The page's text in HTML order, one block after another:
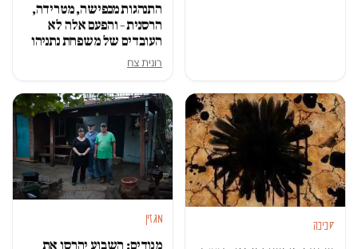
התנהגות מכפישה, מטרידה,
הרסנית – והפעם אלה לא
העובדים של משפחת נתניהו
רונית צח
סביבה
מגזין
מנודים: השבוע יהרסו את